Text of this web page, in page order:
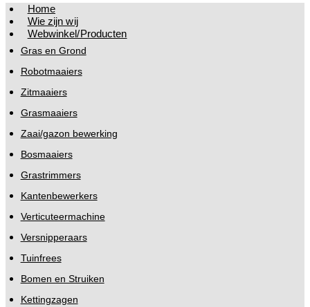
Home
Wie zijn wij
Webwinkel/Producten
Gras en Grond
Robotmaaiers
Zitmaaiers
Grasmaaiers
Zaai/gazon bewerking
Bosmaaiers
Grastrimmers
Kantenbewerkers
Verticuteermachine
Versnipperaars
Tuinfrees
Bomen en Struiken
Kettingzagen